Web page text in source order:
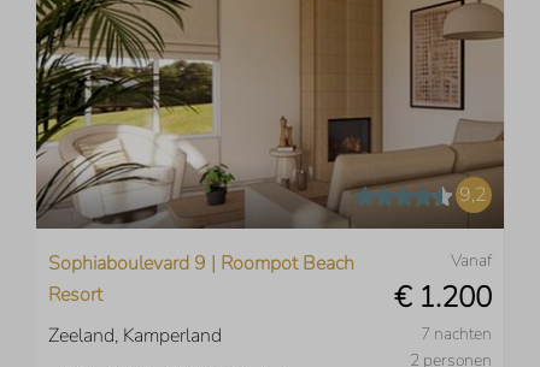
9,2
Vanaf
€ 1.200
7 nachten
2 personen
Sophiaboulevard 9 | Roompot Beach
Resort
Zeeland, Kamperland